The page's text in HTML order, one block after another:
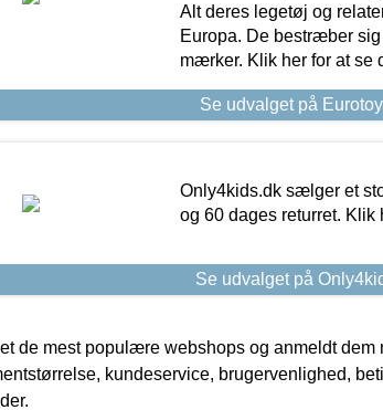
Alt deres legetøj og
Europa. De bestræber
mærker. Klik her for at se
Se udvalget på
Only4kids.dk sælger et
og 60 dages returret. Klik
Se udvalget på
de mest populære webshops og anmeldt dem
kundeservice, brugervenlighed,